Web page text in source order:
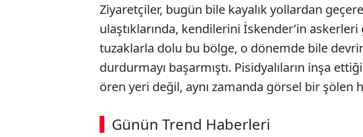
Ziyaretçiler, bugün bile kayalık yollardan
ulaştıklarında, kendilerini İskender’in
tuzaklarla dolu bu bölge, o dönemde bile
durdurmayı başarmıştı. Pisidyalıların inşa
ören yeri değil, aynı zamanda görsel bir şölen
Günün Trend Haberleri
00:03 / 08:06